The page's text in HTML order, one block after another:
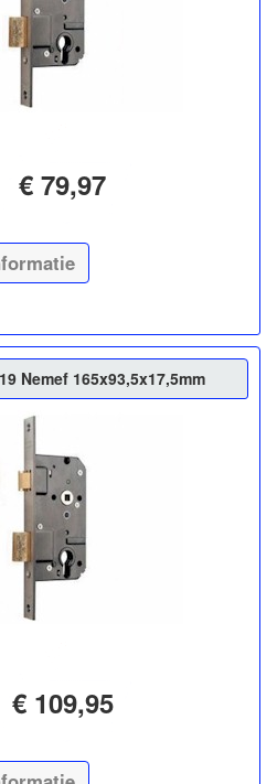
€ 79,97
Nemef 165x93,5x17,5mm
€ 109,95